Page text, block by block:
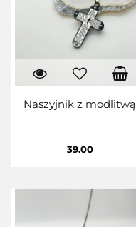
Naszyjnik z modlitwą
39.00